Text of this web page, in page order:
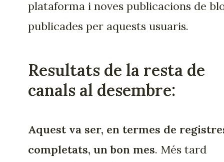
plataforma i noves publicacions de
publicades per aquests usuaris.
Resultats de la resta de
canals al desembre:
Aquest va ser, en termes de
completats, un bon mes. Més tard